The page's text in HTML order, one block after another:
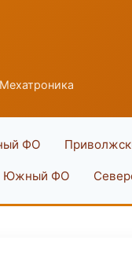
ФО
Южный ФО